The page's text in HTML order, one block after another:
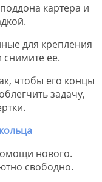
картера и
для крепления
ее.
чтобы его концы
задачу,
нового.
свободно.